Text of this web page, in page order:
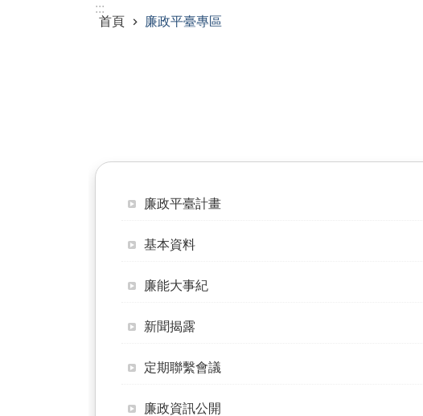
:::
首頁
廉政平臺專區
廉政平臺計畫
基本資料
廉能大事紀
新聞揭露
定期聯繫會議
廉政資訊公開